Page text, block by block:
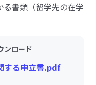
る書類（留学先の在学
ンロード
する申立書.pdf